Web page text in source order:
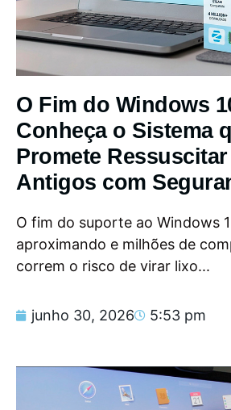
O Fim do Windows
Conheça o Sistema
Promete Ressuscitar
Antigos com
O fim do suporte ao Windows
aproximando e milhões de
correm o risco de virar lixo...
junho 30, 2026 5:53 pm